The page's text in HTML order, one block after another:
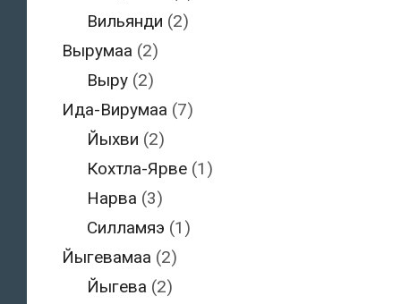
Вильянди (2)
Вырумаа (2)
Выру (2)
Ида-Вирумаа (7)
Йыхви (2)
Кохтла-Ярве (1)
Нарва (3)
Силламяэ (1)
Йыгевамаа (2)
Йыгева (2)